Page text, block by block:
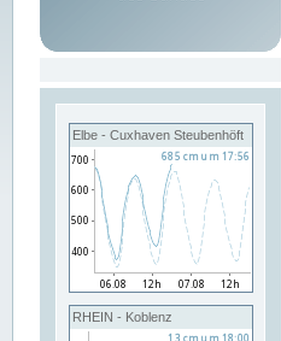
Elbe - Cuxhaven Steubenhöft
RHEIN - Koblenz